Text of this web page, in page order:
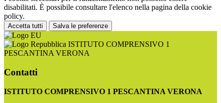
disabilitati. È possibile consultare l'elenco nella pagina della cookie
policy.
Accetta tutti Salva le preferenze
ISTITUTO COMPRENSIVO 1
PESCANTINA VERONA
Contatti
ISTITUTO COMPRENSIVO 1 PESCANTINA VERONA